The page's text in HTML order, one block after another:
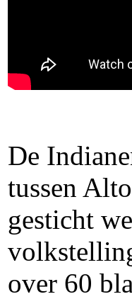
De
tussen
gesticht
over 60